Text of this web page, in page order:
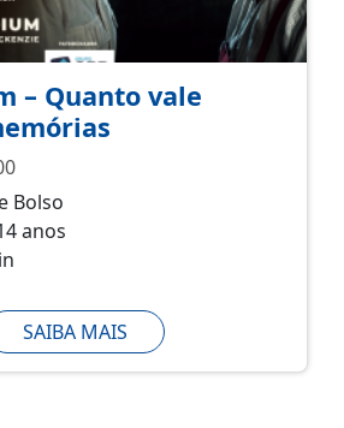
– Quanto vale
Bolso
anos
SAIBA MAIS